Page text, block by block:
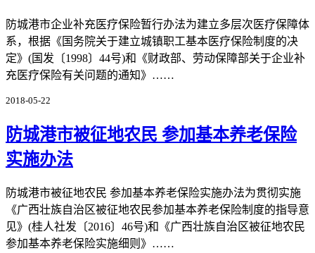
防城港市企业补充医疗保险暂行办法为建立多层次医疗保障体
系，根据《国务院关于建立城镇职工基本医疗保险制度的决
定》(国发〔1998〕44号)和《财政部、劳动保障部关于企业补
充医疗保险有关问题的通知》……
2018-05-22
防城港市被征地农民 参加基本养老保险
实施办法
防城港市被征地农民 参加基本养老保险实施办法为贯彻实施
《广西壮族自治区被征地农民参加基本养老保险制度的指导意
见》(桂人社发〔2016〕46号)和《广西壮族自治区被征地农民
参加基本养老保险实施细则》……